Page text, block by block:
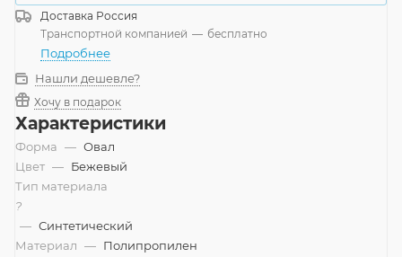
Доставка Россия
Транспортной компанией — бесплатно
Подробнее
Нашли дешевле?
Хочу в подарок
Характеристики
Форма — Овал
Цвет — Бежевый
Тип материала
?
— Синтетический
Материал — Полипропилен